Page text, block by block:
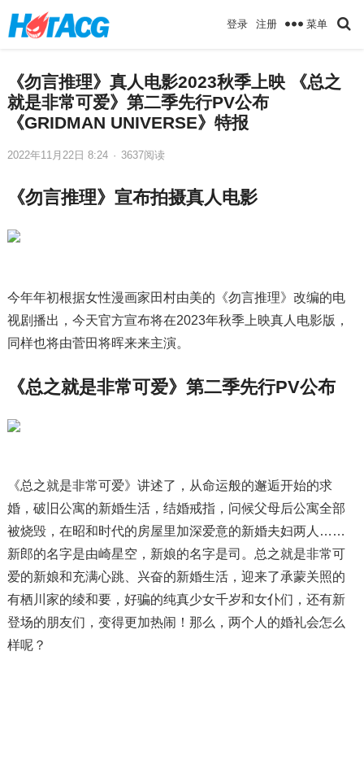
登录 注册 菜单
《勿言推理》真人电影2023秋季上映 《总之
就是非常可爱》第二季先行PV公布
《GRIDMAN UNIVERSE》特报
2022年11月22日 8:24 · 3637阅读
《勿言推理》宣布拍摄真人电影
今年年初根据女性漫画家田村由美的《勿言推理》改编的电
视剧播出，今天官方宣布将在2023年秋季上映真人电影版，
同样也将由菅田将晖来来主演。
《总之就是非常可爱》第二季先行PV公布
《总之就是非常可爱》讲述了，从命运般的邂逅开始的求
婚，破旧公寓的新婚生活，结婚戒指，问候父母后公寓全部
被烧毁，在昭和时代的房屋里加深爱意的新婚夫妇两人……
新郎的名字是由崎星空，新娘的名字是司。总之就是非常可
爱的新娘和充满心跳、兴奋的新婚生活，迎来了承蒙关照的
有栖川家的绫和要，好骗的纯真少女千岁和女仆们，还有新
登场的朋友们，变得更加热闹！那么，两个人的婚礼会怎么
样呢？